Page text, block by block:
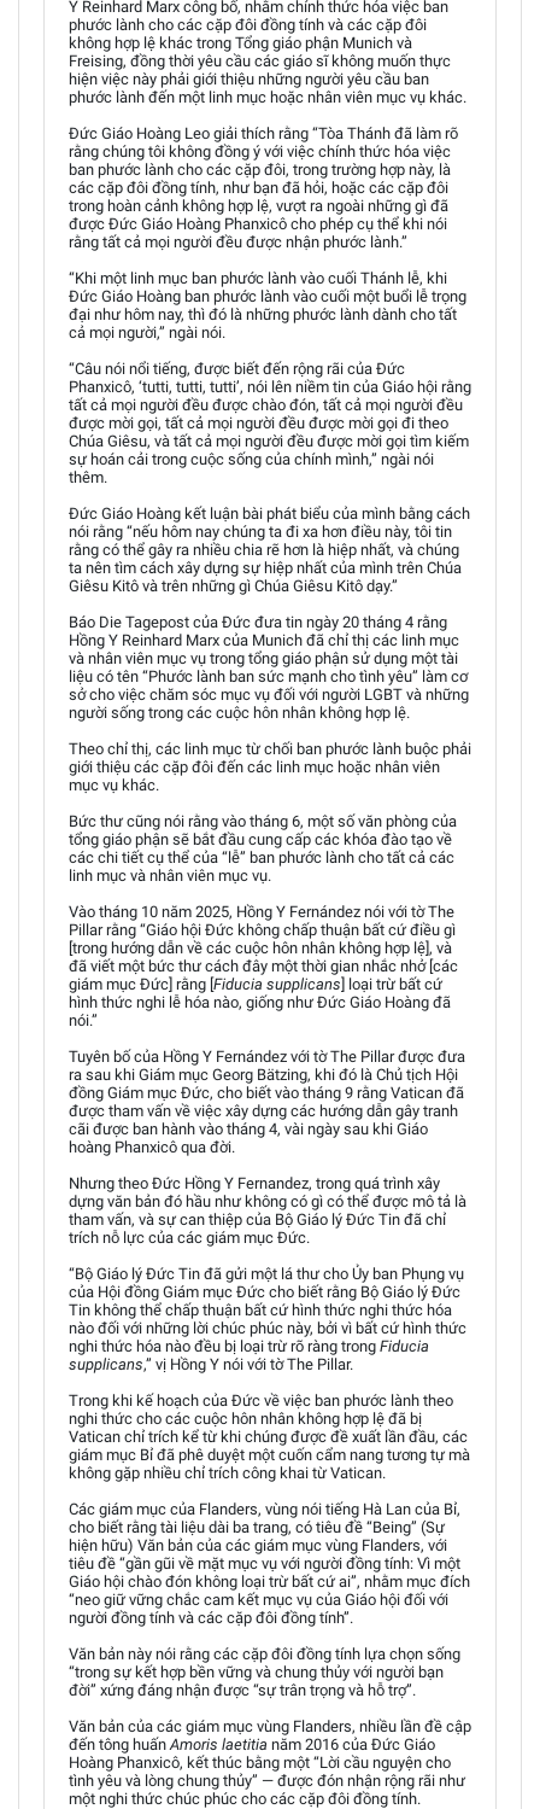
Y Reinhard Marx công bố, nhằm chính thức hóa việc ban
phước lành cho các cặp đôi đồng tính và các cặp đôi
không hợp lệ khác trong Tổng giáo phận Munich và
Freising, đồng thời yêu cầu các giáo sĩ không muốn thực
hiện việc này phải giới thiệu những người yêu cầu ban
phước lành đến một linh mục hoặc nhân viên mục vụ khác.
Đức Giáo Hoàng Leo giải thích rằng “Tòa Thánh đã làm rõ
rằng chúng tôi không đồng ý với việc chính thức hóa việc
ban phước lành cho các cặp đôi, trong trường hợp này, là
các cặp đôi đồng tính, như bạn đã hỏi, hoặc các cặp đôi
trong hoàn cảnh không hợp lệ, vượt ra ngoài những gì đã
được Đức Giáo Hoàng Phanxicô cho phép cụ thể khi nói
rằng tất cả mọi người đều được nhận phước lành.”
“Khi một linh mục ban phước lành vào cuối Thánh lễ, khi
Đức Giáo Hoàng ban phước lành vào cuối một buổi lễ trọng
đại như hôm nay, thì đó là những phước lành dành cho tất
cả mọi người,” ngài nói.
“Câu nói nổi tiếng, được biết đến rộng rãi của Đức
Phanxicô, ‘tutti, tutti, tutti’, nói lên niềm tin của Giáo hội rằng
tất cả mọi người đều được chào đón, tất cả mọi người đều
được mời gọi, tất cả mọi người đều được mời gọi đi theo
Chúa Giêsu, và tất cả mọi người đều được mời gọi tìm kiếm
sự hoán cải trong cuộc sống của chính mình,” ngài nói
thêm.
Đức Giáo Hoàng kết luận bài phát biểu của mình bằng cách
nói rằng “nếu hôm nay chúng ta đi xa hơn điều này, tôi tin
rằng có thể gây ra nhiều chia rẽ hơn là hiệp nhất, và chúng
ta nên tìm cách xây dựng sự hiệp nhất của mình trên Chúa
Giêsu Kitô và trên những gì Chúa Giêsu Kitô dạy.”
Báo Die Tagepost của Đức đưa tin ngày 20 tháng 4 rằng
Hồng Y Reinhard Marx của Munich đã chỉ thị các linh mục
và nhân viên mục vụ trong tổng giáo phận sử dụng một tài
liệu có tên “Phước lành ban sức mạnh cho tình yêu” làm cơ
sở cho việc chăm sóc mục vụ đối với người LGBT và những
người sống trong các cuộc hôn nhân không hợp lệ.
Theo chỉ thị, các linh mục từ chối ban phước lành buộc phải
giới thiệu các cặp đôi đến các linh mục hoặc nhân viên
mục vụ khác.
Bức thư cũng nói rằng vào tháng 6, một số văn phòng của
tổng giáo phận sẽ bắt đầu cung cấp các khóa đào tạo về
các chi tiết cụ thể của “lễ” ban phước lành cho tất cả các
linh mục và nhân viên mục vụ.
Vào tháng 10 năm 2025, Hồng Y Fernández nói với tờ The
Pillar rằng “Giáo hội Đức không chấp thuận bất cứ điều gì
[trong hướng dẫn về các cuộc hôn nhân không hợp lệ], và
đã viết một bức thư cách đây một thời gian nhắc nhở [các
giám mục Đức] rằng [Fiducia supplicans] loại trừ bất cứ
hình thức nghi lễ hóa nào, giống như Đức Giáo Hoàng đã
nói.”
Tuyên bố của Hồng Y Fernández với tờ The Pillar được đưa
ra sau khi Giám mục Georg Bätzing, khi đó là Chủ tịch Hội
đồng Giám mục Đức, cho biết vào tháng 9 rằng Vatican đã
được tham vấn về việc xây dựng các hướng dẫn gây tranh
cãi được ban hành vào tháng 4, vài ngày sau khi Giáo
hoàng Phanxicô qua đời.
Nhưng theo Đức Hồng Y Fernandez, trong quá trình xây
dựng văn bản đó hầu như không có gì có thể được mô tả là
tham vấn, và sự can thiệp của Bộ Giáo lý Đức Tin đã chỉ
trích nỗ lực của các giám mục Đức.
“Bộ Giáo lý Đức Tin đã gửi một lá thư cho Ủy ban Phụng vụ
của Hội đồng Giám mục Đức cho biết rằng Bộ Giáo lý Đức
Tin không thể chấp thuận bất cứ hình thức nghi thức hóa
nào đối với những lời chúc phúc này, bởi vì bất cứ hình thức
nghi thức hóa nào đều bị loại trừ rõ ràng trong Fiducia
supplicans,” vị Hồng Y nói với tờ The Pillar.
Trong khi kế hoạch của Đức về việc ban phước lành theo
nghi thức cho các cuộc hôn nhân không hợp lệ đã bị
Vatican chỉ trích kể từ khi chúng được đề xuất lần đầu, các
giám mục Bỉ đã phê duyệt một cuốn cẩm nang tương tự mà
không gặp nhiều chỉ trích công khai từ Vatican.
Các giám mục của Flanders, vùng nói tiếng Hà Lan của Bỉ,
cho biết rằng tài liệu dài ba trang, có tiêu đề “Being” (Sự
hiện hữu) Văn bản của các giám mục vùng Flanders, với
tiêu đề “gần gũi về mặt mục vụ với người đồng tính: Vì một
Giáo hội chào đón không loại trừ bất cứ ai”, nhằm mục đích
“neo giữ vững chắc cam kết mục vụ của Giáo hội đối với
người đồng tính và các cặp đôi đồng tính”.
Văn bản này nói rằng các cặp đôi đồng tính lựa chọn sống
“trong sự kết hợp bền vững và chung thủy với người bạn
đời” xứng đáng nhận được “sự trân trọng và hỗ trợ”.
Văn bản của các giám mục vùng Flanders, nhiều lần đề cập
đến tông huấn Amoris laetitia năm 2016 của Đức Giáo
Hoàng Phanxicô, kết thúc bằng một “Lời cầu nguyện cho
tình yêu và lòng chung thủy” — được đón nhận rộng rãi như
một nghi thức chúc phúc cho các cặp đôi đồng tính.